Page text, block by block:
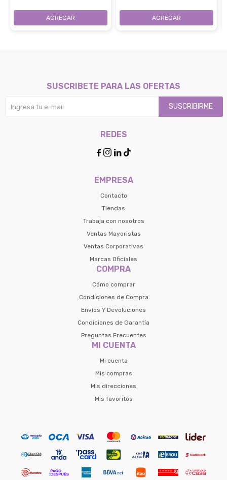
EMPRESA
Contacto
Tiendas
Trabaja con nosotros
Ventas Mayoristas
Ventas Corporativas
Marcas Oficiales
COMPRA
Cómo comprar
Condiciones de Compra
Envíos Y Devoluciones
Condiciones de Garantía
Preguntas Frecuentes
MI CUENTA
Mi cuenta
Mis compras
Mis direcciones
Mis favoritos
SUSCRIBETE PARA LAS OFERTAS
SUSCRIBIRME
REDES
   